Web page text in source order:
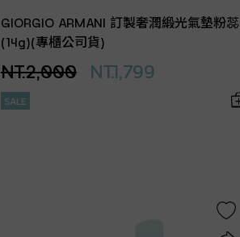
GIORGIO ARMANI 訂製奢潤緞光氣墊粉蕊
(14g)(專櫃公司貨)
NT.2,000 NT.1,799
SALE